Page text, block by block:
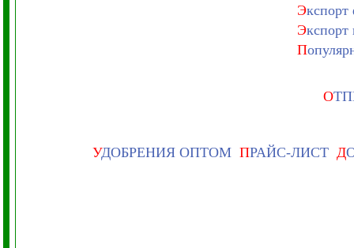
Э
Экспорт
П
О
УДОБРЕНИЯ ОПТОМ ПРАЙС-ЛИСТ Д